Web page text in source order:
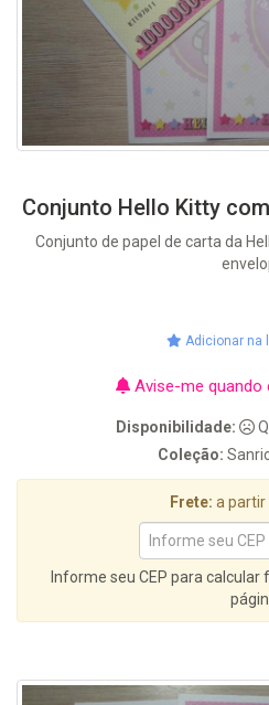
Conjunto Hello Kitty
Conjunto de papel de carta da
Adicionar na
Avise-me quando
Disponibilidade:
Coleção:
Frete: a partir
Informe seu CEP para